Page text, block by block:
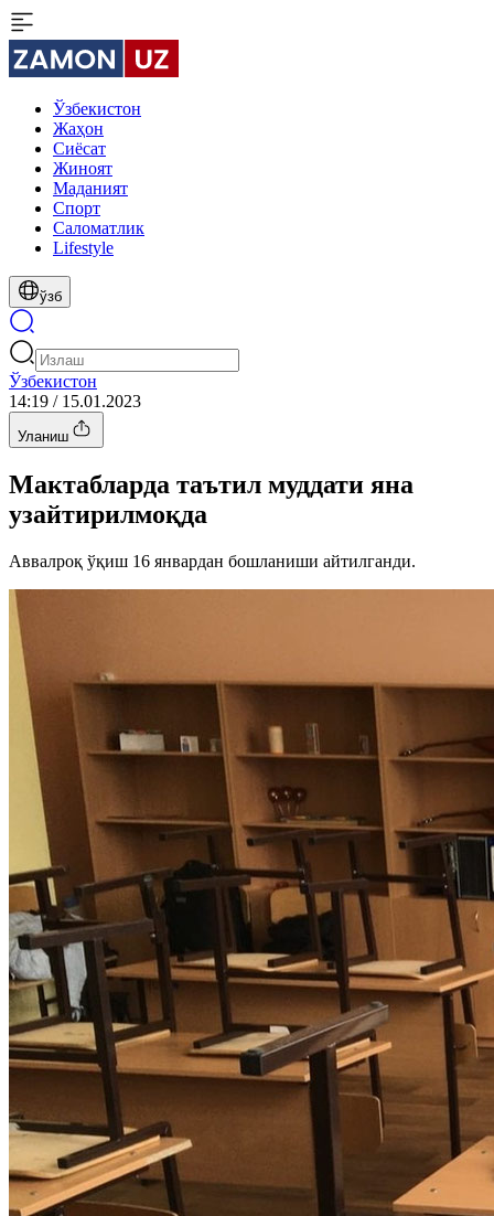
Ўзбекистон
Жаҳон
Сиёсат
Жиноят
Маданият
Спорт
Cаломатлик
Lifestyle
ўзб
Ўзбекистон
14:19 / 15.01.2023
Уланиш
Мактабларда таътил муддати яна
узайтирилмоқда
Аввалроқ ўқиш 16 январдан бошланиши айтилганди.